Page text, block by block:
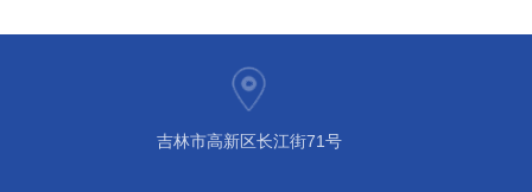
吉林市高新区长江街71号